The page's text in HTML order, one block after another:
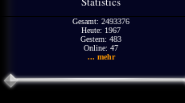
Gesamt: 2493376
Heute: 1967
Gestern: 483
Online: 47
... mehr